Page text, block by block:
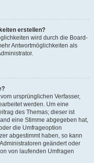
erstellen?
wird durch die Board-
Antwortmöglichkeiten als
ursprünglichen Verfasser,
werden. Um eine
des Themas; dieser ist
eine Stimme abgegeben hat,
die Umfrageoption
abgestimmt haben, so kann
geändert oder
von laufenden Umfragen